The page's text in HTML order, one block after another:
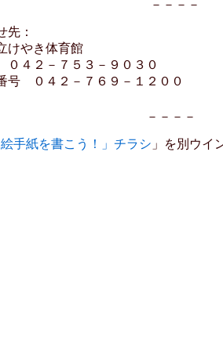
－－－－
先：
けやき体育館
４２－７５３－９０３０
号 ０４２－７６９－１２００
－－－－
手紙を書こう！」チラシ 」を別ウイ